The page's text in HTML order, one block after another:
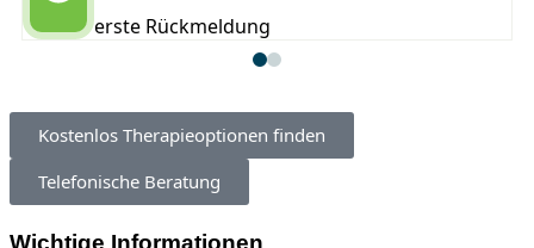
erste Rückmeldung
Kostenlos Therapieoptionen finden
Telefonische Beratung
Wichtige Informationen